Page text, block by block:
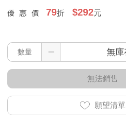
優惠價 79折 $292元
數量
無法銷售
願望清單